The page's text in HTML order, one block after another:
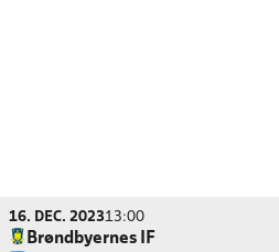
16. DEC. 202313:00
Brøndbyernes IF